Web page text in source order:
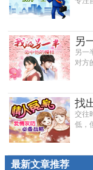
另
另一
对方
找
交往
低，
最新文章推荐